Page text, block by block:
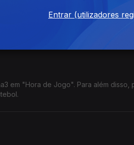
Portugal e contou como é o
intelectual.
em "Hora de Jogo". Para além disso,
Entrar (utilizadores